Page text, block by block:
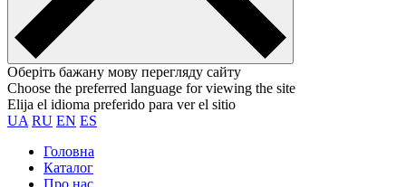
Оберіть бажану мову перегляду сайту
Choose the preferred language for viewing the site
Elija el idioma preferido para ver el sitio
UA RU EN ES
Головна
Каталог
Про нас